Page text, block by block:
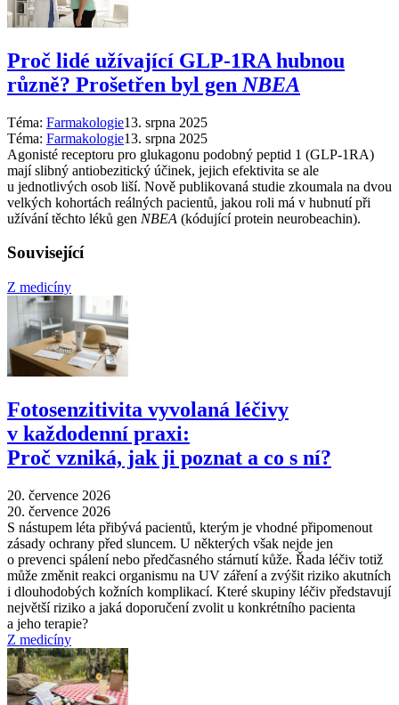
Proč lidé užívající GLP-1RA hubnou
různě? Prošetřen byl gen NBEA
Téma: Farmakologie13. srpna 2025
Téma: Farmakologie13. srpna 2025
Agonisté receptoru pro glukagonu podobný peptid 1 (GLP-1RA)
mají slibný antiobezitický účinek, jejich efektivita se ale
u jednotlivých osob liší. Nově publikovaná studie zkoumala na dvou
velkých kohortách reálných pacientů, jakou roli má v hubnutí při
užívání těchto léků gen NBEA (kódující protein neurobeachin).
Související
Z medicíny
Fotosenzitivita vyvolaná léčivy
v každodenní praxi:
Proč vzniká, jak ji poznat a co s ní?
20. července 2026
20. července 2026
S nástupem léta přibývá pacientů, kterým je vhodné připomenout
zásady ochrany před sluncem. U některých však nejde jen
o prevenci spálení nebo předčasného stárnutí kůže. Řada léčiv totiž
může změnit reakci organismu na UV záření a zvýšit riziko akutních
i dlouhodobých kožních komplikací. Které skupiny léčiv představují
největší riziko a jaká doporučení zvolit u konkrétního pacienta
a jeho terapie?
Z medicíny